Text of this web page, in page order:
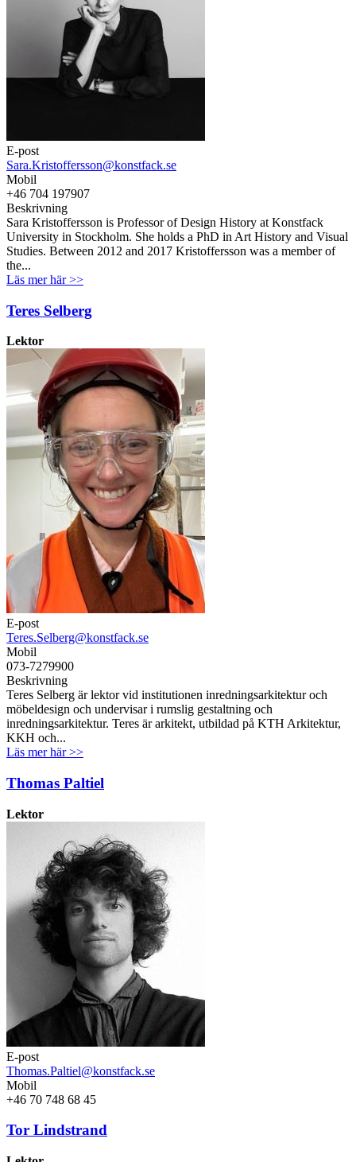
E-post
Sara.Kristoffersson@konstfack.se
Mobil
+46 704 197907
Beskrivning
Sara Kristoffersson is Professor of Design History at Konstfack
University in Stockholm. She holds a PhD in Art History and Visual
Studies. Between 2012 and 2017 Kristoffersson was a member of
the...
Läs mer här >>
Teres Selberg
Lektor
E-post
Teres.Selberg@konstfack.se
Mobil
073-7279900
Beskrivning
Teres Selberg är lektor vid institutionen inredningsarkitektur och
möbeldesign och undervisar i rumslig gestaltning och
inredningsarkitektur. Teres är arkitekt, utbildad på KTH Arkitektur,
KKH och...
Läs mer här >>
Thomas Paltiel
Lektor
E-post
Thomas.Paltiel@konstfack.se
Mobil
+46 70 748 68 45
Tor Lindstrand